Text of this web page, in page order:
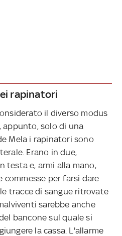
rapinatori
il diverso modus
solo di una
Mela i rapinatori sono
Erano in due,
testa e, armi alla mano,
per farsi dare
tracce di sangue ritrovate
sarebbe anche
bancone sul quale si
la cassa. L'allarme